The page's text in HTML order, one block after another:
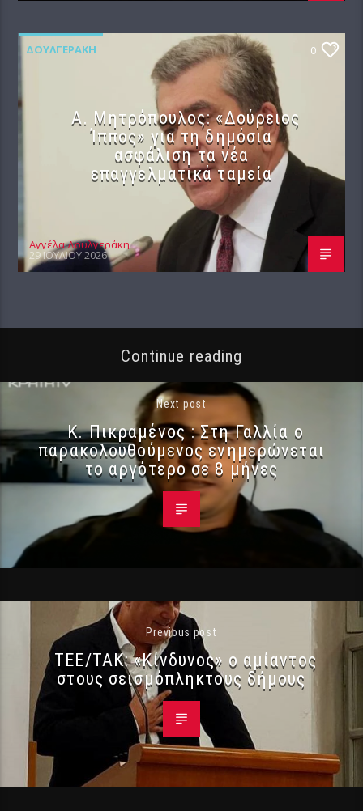
ΔΟΥΛΓΕΡΆΚΗ 0
Α. Μητρόπουλος: «Δούρειος
Ίππος» για τη δημόσια
ασφάλιση τα νέα
επαγγελματικά ταμεία
Αγγέλα Δουλγεράκη
29 ΙΟΥΛΊΟΥ 2026
Continue reading
Next post
Κ. Πικραμένος : Στη Γαλλία ο
παρακολουθούμενος ενημερώνεται
το αργότερο σε 8 μήνες
Previous post
ΤΕΕ/ΤΑΚ: «Κίνδυνος» ο αμίαντος
στους σεισμόπληκτους δήμους